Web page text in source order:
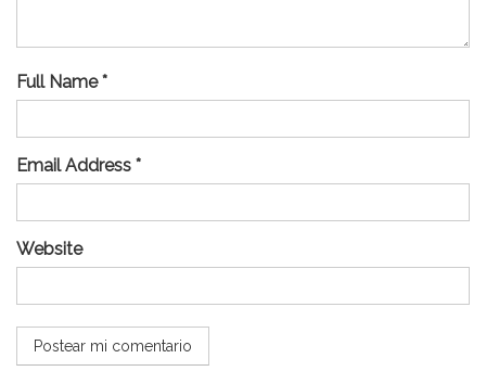
Full Name *
Email Address *
Website